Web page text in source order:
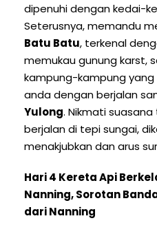
dipenuhi dengan kedai-
Seterusnya, memandu
Batu Batu, terkenal
memukau gunung karst,
kampung-kampung yang
anda dengan berjalan
Yulong. Nikmati
berjalan di tepi sungai,
menakjubkan dan arus
Hari 4 Kereta Api
Nanning, Sorotan
dari Nanning